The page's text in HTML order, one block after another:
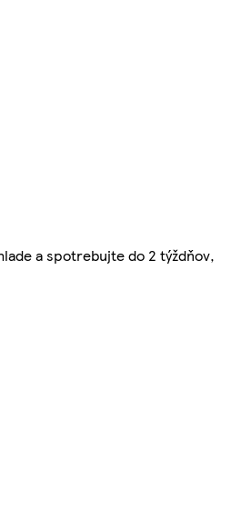
a spotrebujte do 2 týždňov,